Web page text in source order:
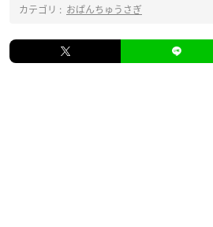
カテゴリ : おぱんちゅうさぎ